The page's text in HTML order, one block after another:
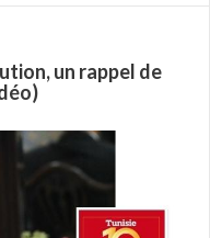
un rappel de